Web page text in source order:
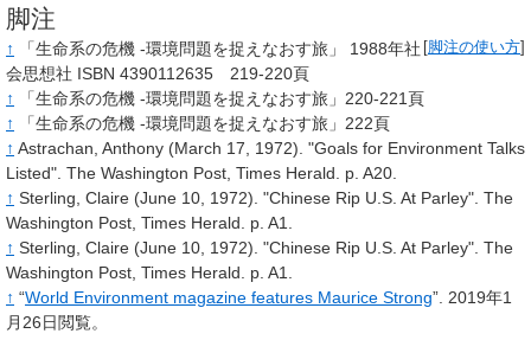
脚注
脚注の使い方
↑
「生命系の危機 ‐環境問題を捉えなおす旅」 1988年社
会思想社 ISBN 4390112635 219-220頁
↑
「生命系の危機 ‐環境問題を捉えなおす旅」220-221頁
↑
「生命系の危機 ‐環境問題を捉えなおす旅」222頁
↑ Astrachan, Anthony (March 17, 1972). "Goals for Environment Talks
Listed". The Washington Post, Times Herald. p. A20.
↑ Sterling, Claire (June 10, 1972). "Chinese Rip U.S. At Parley". The
Washington Post, Times Herald. p. A1.
↑ Sterling, Claire (June 10, 1972). "Chinese Rip U.S. At Parley". The
Washington Post, Times Herald. p. A1.
↑ “World Environment magazine features Maurice Strong”. 2019年1
月26日閲覧。